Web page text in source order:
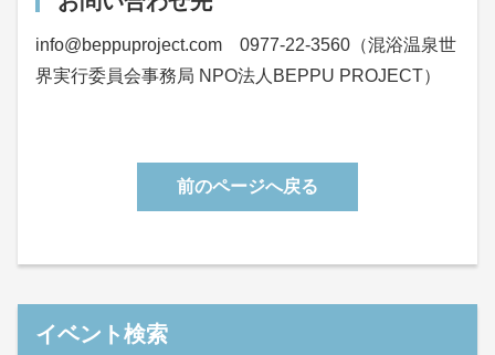
info@beppuproject.com 0977-22-3560（混浴温泉世
界実行委員会事務局 NPO法人BEPPU PROJECT）
前のページへ戻る
イベント検索